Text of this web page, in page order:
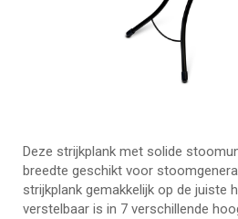
Deze strijkplank met solide
breedte geschikt voor
strijkplank gemakkelijk op de juiste
verstelbaar is in 7 verschillende